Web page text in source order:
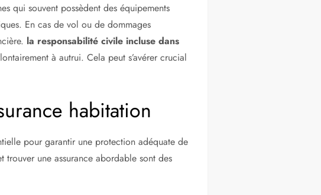
qui souvent possèdent des équipements
En cas de vol ou de dommages
la responsabilité civile incluse dans
à autrui. Cela peut s’avérer crucial
habitation
pour garantir une protection adéquate de
trouver une assurance abordable sont des